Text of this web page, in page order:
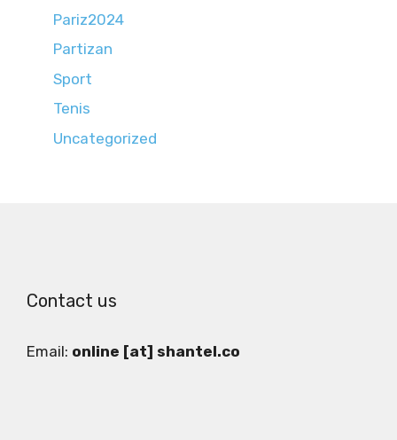
Pariz2024
Partizan
Sport
Tenis
Uncategorized
Contact us
Email: online [at] shantel.co